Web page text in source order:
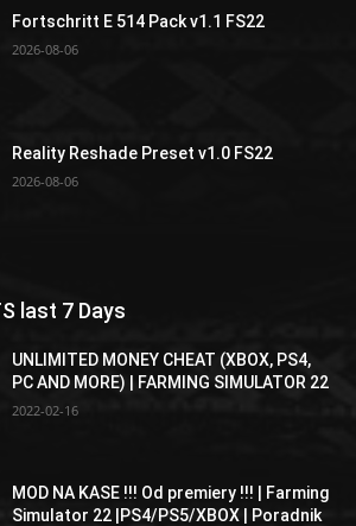
Fortschritt E 514 Pack v1.1 FS22
2026-08-06
Reality Reshade Preset v1.0 FS22
2026-08-06
last 7 Days
UNLIMITED MONEY CHEAT (XBOX, PS4,
PC AND MORE) | FARMING SIMULATOR 22
2022-02-16
MOD NA KASE !!! Od premiery !!! | Farming
Simulator 22 |PS4/PS5/XBOX | Poradnik